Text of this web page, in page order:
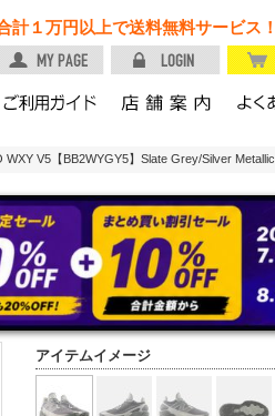
計１万円以上で送料無料サービス！
V5【BB2WYGY5】Slate Grey/Silver Metallic
アイテムイメージ